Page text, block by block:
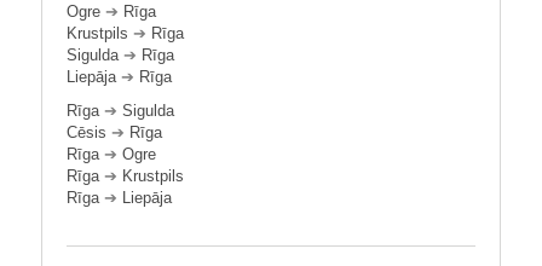
Ogre ➔ Rīga
Krustpils ➔ Rīga
Sigulda➔ Rīga
Liepāja➔ Rīga
Rīga➔ Sigulda
Cēsis ➔ Rīga
Rīga➔ Ogre
Rīga➔ Krustpils
Rīga➔ Liepāja